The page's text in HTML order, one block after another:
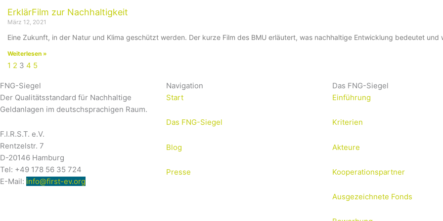
ErklärFilm zur Nachhaltigkeit
März 12, 2021
Eine Zukunft, in der Natur und Klima geschützt werden. Der kurze Film des BMU erläutert, was nachhaltige Entwicklung bedeutet
Weiterlesen »
1 2 3 4 5
FNG-Siegel
Der Qualitätsstandard für Nachhaltige
Geldanlagen im deutschsprachigen Raum.
F.I.R.S.T. e.V.
Rentzelstr. 7
D-20146 Hamburg
Tel: +49 178 56 35 724
E-Mail: info@first-ev.org
Navigation
Start
Das FNG-Siegel
Blog
Presse
Das FNG-Siegel
Einführung
Kriterien
Akteure
Kooperationspartner
Ausgezeichnete Fonds